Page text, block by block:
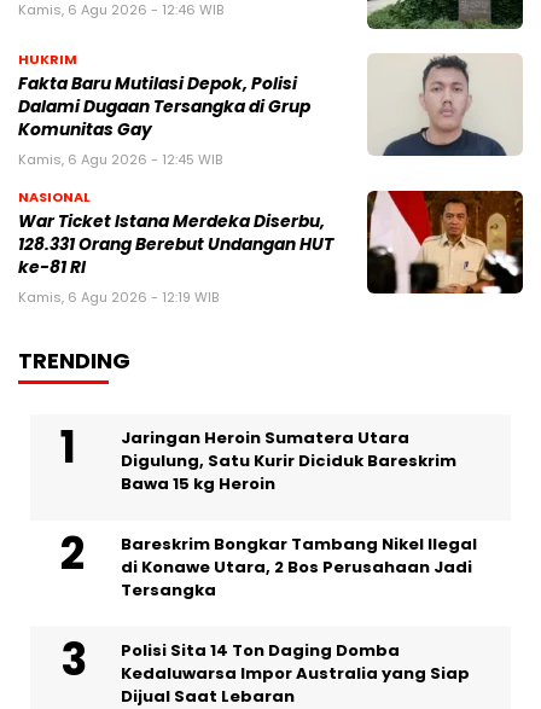
Kamis, 6 Agu 2026 - 12:46 WIB
HUKRIM
Fakta Baru Mutilasi Depok, Polisi
Dalami Dugaan Tersangka di Grup
Komunitas Gay
Kamis, 6 Agu 2026 - 12:45 WIB
NASIONAL
War Ticket Istana Merdeka Diserbu,
128.331 Orang Berebut Undangan HUT
ke-81 RI
Kamis, 6 Agu 2026 - 12:19 WIB
TRENDING
Jaringan Heroin Sumatera Utara
Digulung, Satu Kurir Diciduk Bareskrim
Bawa 15 kg Heroin
Bareskrim Bongkar Tambang Nikel Ilegal
di Konawe Utara, 2 Bos Perusahaan Jadi
Tersangka
Polisi Sita 14 Ton Daging Domba
Kedaluwarsa Impor Australia yang Siap
Dijual Saat Lebaran